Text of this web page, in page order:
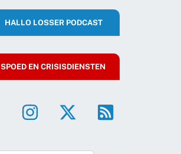
HALLO LOSSER PODCAST
SPOED EN CRISISDIENSTEN